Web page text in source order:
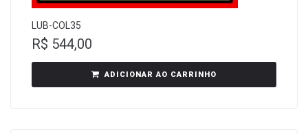
LUB-COL35
R$ 544,00
ADICIONAR AO CARRINHO